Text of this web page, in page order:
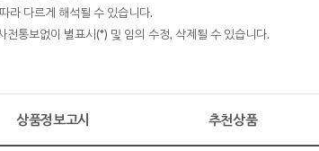
라 다르게 해석될 수 있습니다.
통보없이 별표시(*) 및 임의 수정, 삭제될 수 있습니다.
상품정보고시 추천상품